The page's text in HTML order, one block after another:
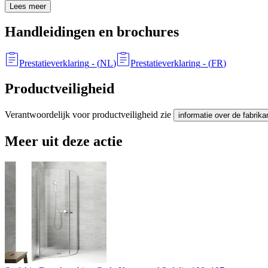
Lees meer
Handleidingen en brochures
Prestatieverklaring - (NL) Prestatieverklaring - (FR)
Productveiligheid
Verantwoordelijk voor productveiligheid zie informatie over de
Meer uit deze actie